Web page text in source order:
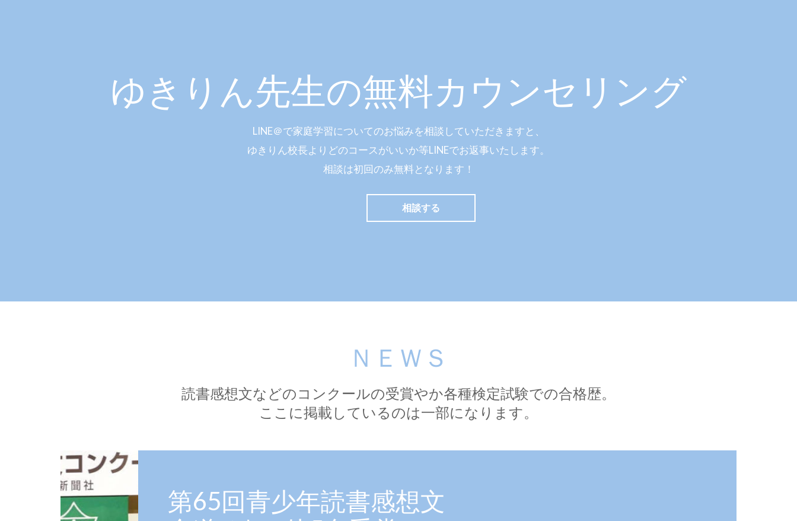
ゆきりん先生の無料カウンセリング
LINE＠で家庭学習についてのお悩みを相談していただきますと、
ゆきりん校長よりどのコースがいいか等LINEでお返事いたします。
相談は初回のみ無料となります！
相談する
ＮＥＷＳ
読書感想文などのコンクールの受賞やか各種検定試験での合格歴。
ここに掲載しているのは一部になります。
第65回青少年読書感想文